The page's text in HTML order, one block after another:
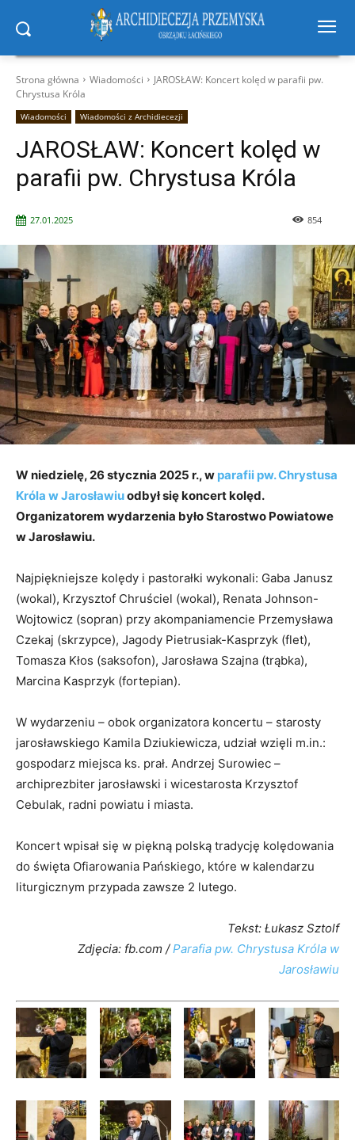
Strona główna Wiadomości
JAROSŁAW: Koncert kolęd w parafii pw.
Chrystusa Króla
Wiadomości Wiadomości z Archidiecezji
JAROSŁAW: Koncert kolęd w
parafii pw. Chrystusa Króla
27.01.2025 854
W niedzielę, 26 stycznia 2025 r., w parafii pw. Chrystusa
Króla w Jarosławiuodbył się koncert kolęd.
Organizatorem wydarzenia było Starostwo Powiatowe
w Jarosławiu.
Najpiękniejsze kolędy i pastorałki wykonali: Gaba Janusz
(wokal), Krzysztof Chruściel (wokal), Renata Johnson-
Wojtowicz (sopran) przy akompaniamencie Przemysława
Czekaj (skrzypce), Jagody Pietrusiak-Kasprzyk (flet),
Tomasza Kłos (saksofon), Jarosława Szajna (trąbka),
Marcina Kasprzyk (fortepian).
W wydarzeniu – obok organizatora koncertu – starosty
jarosławskiego Kamila Dziukiewicza, udział wzięli m.in.:
gospodarz miejsca ks. prał. Andrzej Surowiec –
archiprezbiter jarosławski i wicestarosta Krzysztof
Cebulak, radni powiatu i miasta.
Koncert wpisał się w piękną polską tradycję kolędowania
do święta Ofiarowania Pańskiego, które w kalendarzu
liturgicznym przypada zawsze 2 lutego.
Tekst: Łukasz Sztolf
Zdjęcia: fb.com /Parafia pw. Chrystusa Króla w
Jarosławiu